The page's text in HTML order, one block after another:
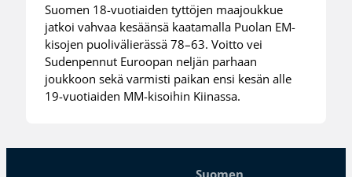
Suomen 18-vuotiaiden tyttöjen maajoukkue
jatkoi vahvaa kesäänsä kaatamalla Puolan EM-
kisojen puolivälierässä 78–63. Voitto vei
Sudenpennut Euroopan neljän parhaan
joukkoon sekä varmisti paikan ensi kesän alle
19-vuotiaiden MM-kisoihin Kiinassa.